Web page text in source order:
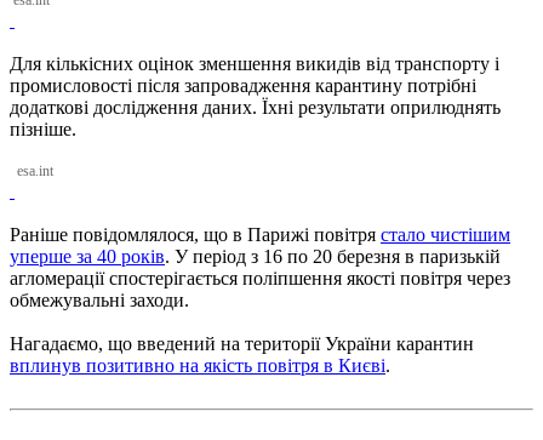
Для кількісних оцінок зменшення викидів від транспорту і
промисловості після запровадження карантину потрібні
додаткові дослідження даних. Їхні результати оприлюднять
пізніше.
esa.int
Раніше повідомлялося, що в Парижі повітря стало чистішим
уперше за 40 років. У період з 16 по 20 березня в паризькій
агломерації спостерігається поліпшення якості повітря через
обмежувальні заходи.
Нагадаємо, що введений на території України карантин
вплинув позитивно на якість повітря в Києві.